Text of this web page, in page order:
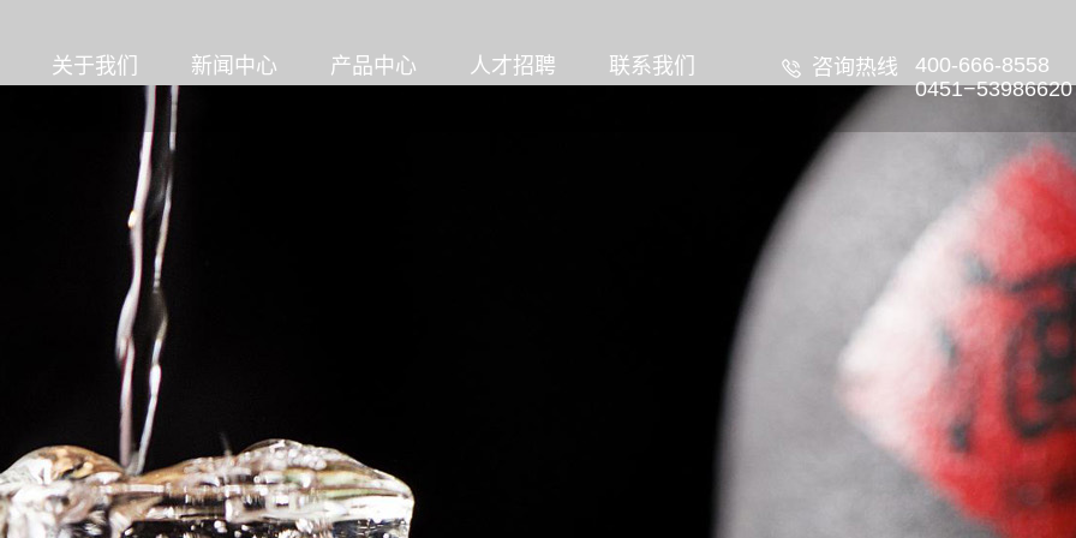
关于我们 新闻中心 产品中心 人才招聘 联系我们 咨询热线
400-666-8558
0451−53986620